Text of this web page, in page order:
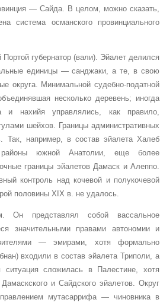
— Сайда. В целом, можно сказать,
османского провинциального
губернатор (вали). Эйалет делился
единицы — санджаки, а те, в свою
округа. Минимальной судебно-податной
несколько деревень; иногда
нахийя управлялись, как правило,
шейхов. Границы административных
Так, например, в состав эйалета Халеб
районы южной Анатолии, еще более
границы эйалетов Дамаск и Алеппо.
контроль над кочевой и полукочевой
половины XIX в. не удалось.
Он представлял собой вассальное
значительными правами автономии и
— эмирами, хотя формально
входили в состав эйалета Триполи, а
сложилась в Палестине, хотя
и Сайдского эйалетов. Округ
мутасаррифа — чиновника в